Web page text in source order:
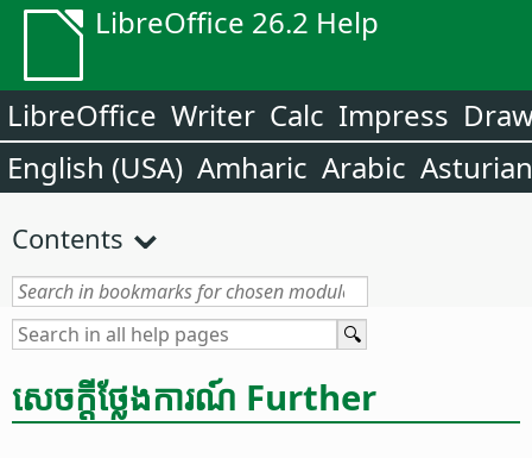
LibreOffice 26.2 Help
LibreOffice Writer Calc Impress
English (USA) Amharic Arabic Asturian
Contents
សេចក្តី​ថ្លែង​ការណ៍ Further